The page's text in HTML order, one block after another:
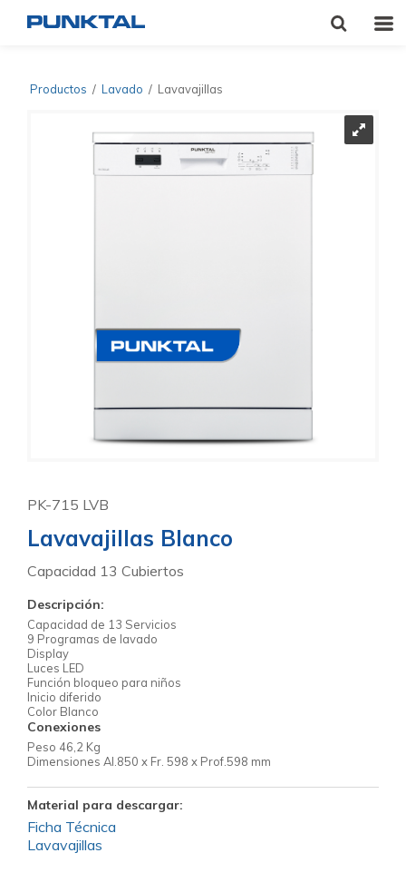
Productos / Lavado / Lavavajillas
PK-715 LVB
Lavavajillas Blanco
Capacidad 13 Cubiertos
Descripción:
Capacidad de 13 Servicios
9 Programas de lavado
Display
Luces LED
Función bloqueo para niños
Inicio diferido
Color Blanco
Conexiones
Peso 46,2 Kg
Dimensiones Al.850 x Fr. 598 x Prof.598 mm
Material para descargar:
Ficha Técnica
Lavavajillas